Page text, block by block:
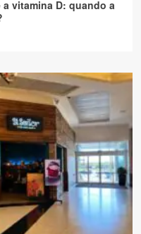
vitamina D: quando a